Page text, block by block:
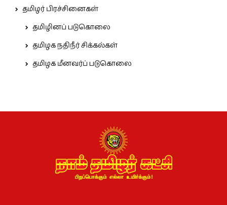
தமிழர் பிரச்சினைகள்
தமிழினப் படுகொலை
தமிழக நதிநீர் சிக்கல்கள்
தமிழக மீனவர்ப் படுகொலை